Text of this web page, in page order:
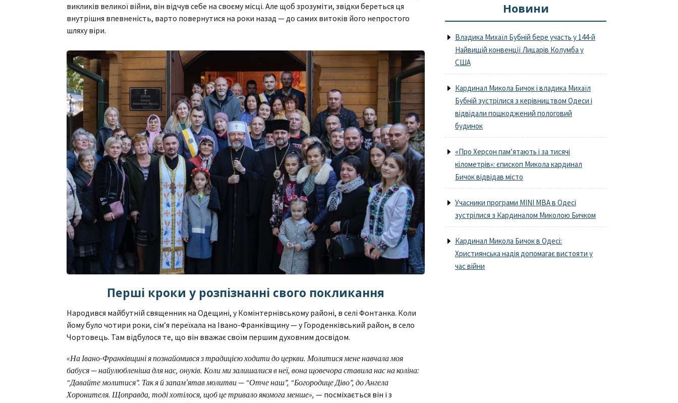
викликів великої війни, він відчув себе на своєму місці. Але щоб зрозуміти, звідки береться ця
внутрішня впевненість, варто повернутися на роки назад — до самих витоків його непростого
шляху віри.
Перші кроки у розпізнанні свого покликання
Народився майбутній священник на Одещині, у Комінтернівському районі, в селі Фонтанка. Коли
йому було чотири роки, сім’я переїхала на Івано-Франківщину — у Городенківський район, в село
Чортовець. Там відбулося те, що він вважає своїм першим духовним досвідом.
«На Івано-Франківщині я познайомився з традицією ходити до церкви. Молитися мене навчала моя
бабуся — найулюбленіша для нас, онуків. Коли ми залишалися в неї, вона щовечора ставила нас на коліна:
“Давайте молитися”. Так я й запам’ятав молитви — “Отче наш”, “Богородице Діво”, до Ангела
Хоронителя. Щоправда, тоді хотілося, щоб це тривало якомога менше», — посміхається він і з
Новини
Владика Михаїл Бубній бере участь у 144-й
Найвищій конвенції Лицарів Колумба у
США
Кардинал Микола Бичок і владика Михаїл
Бубній зустрілися з керівництвом Одеси і
відвідали пошкоджений пологовий
будинок
«Про Херсон пам’ятають і за тисячі
кілометрів»: єпископ Микола кардинал
Бичок відвідав місто
Учасники програми MINI MBA в Одесі
зустрілися з Кардиналом Миколою Бичком
Кардинал Микола Бичок в Одесі:
Християнська надія допомагає вистояти у
час війни